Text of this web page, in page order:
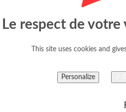
Le respect de
This site uses cookies and
Personalize